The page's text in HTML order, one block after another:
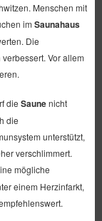
Menschen mit
im Saunahaus
Die
Vor allem
die Saunenicht
die
unterstützt,
verschlimmert.
mögliche
einem Herzinfarkt,